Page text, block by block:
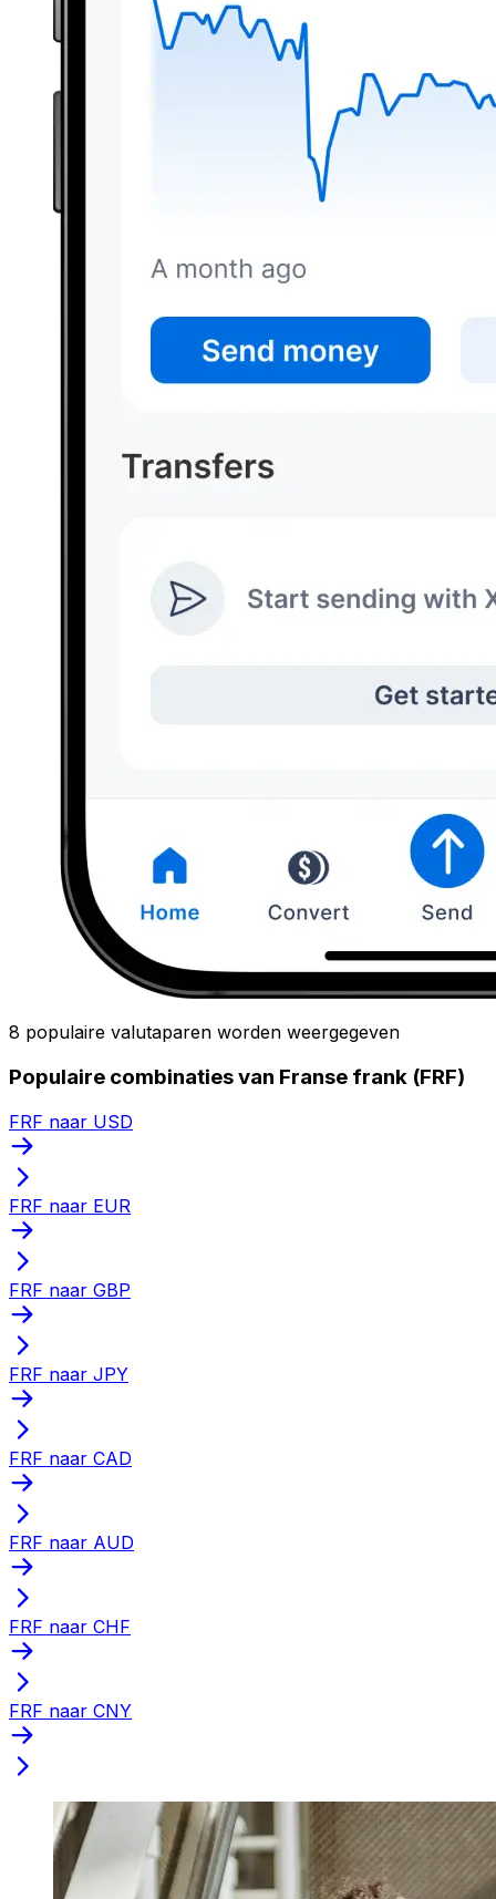
8 populaire valutaparen worden weergegeven
Populaire combinaties van Franse frank (FRF)
FRF naar USD
FRF naar EUR
FRF naar GBP
FRF naar JPY
FRF naar CAD
FRF naar AUD
FRF naar CHF
FRF naar CNY